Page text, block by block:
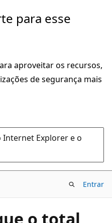
para esse
aproveitar os recursos,
de segurança mais
Explorer e o
Entrar